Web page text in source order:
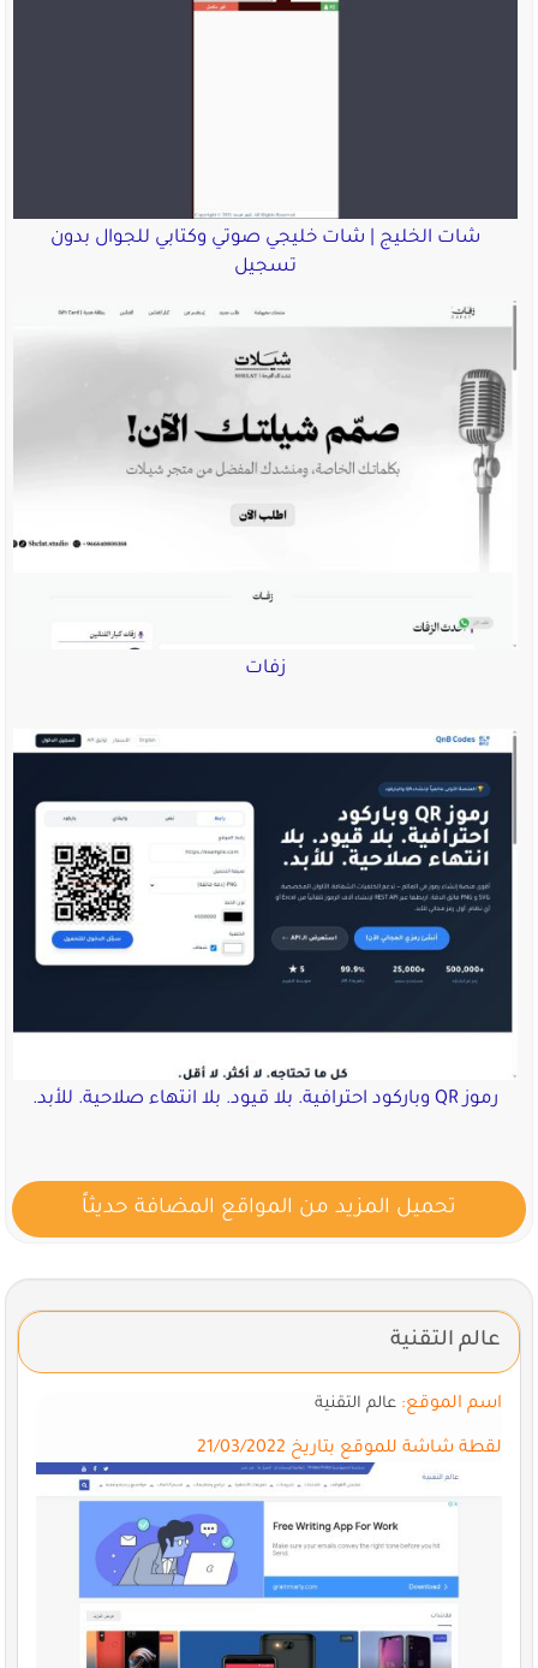
شات الخليج | شات خليجي صوتي وكتابي للجوال بدون
تسجيل
زفات
رموز QR وباركود احترافية. بلا قيود. بلا انتهاء صلاحية. للأبد.
تحميل المزيد من المواقع المضافة حديثاً
عالم التقنية
اسم الموقع:عالم التقنية
لقطة شاشة للموقع بتاريخ 21/03/2022